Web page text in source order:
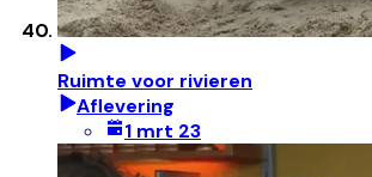
Ruimte voor rivieren
Aflevering
1 mrt 23